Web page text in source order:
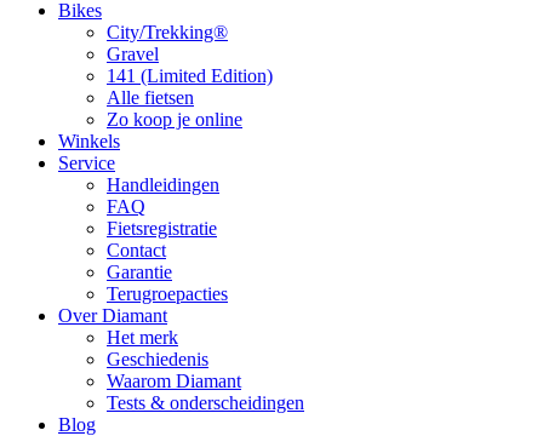
Bikes
City/Trekking®
Gravel
141 (Limited Edition)
Alle fietsen
Zo koop je online
Winkels
Service
Handleidingen
FAQ
Fietsregistratie
Contact
Garantie
Terugroepacties
Over Diamant
Het merk
Geschiedenis
Waarom Diamant
Tests & onderscheidingen
Blog